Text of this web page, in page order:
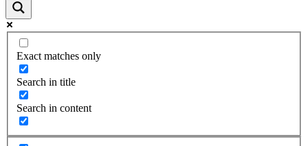
Exact matches only
Search in title
Search in content